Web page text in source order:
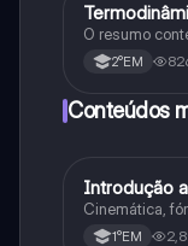
Física
O resumo
2°EM
Conteúdos
Física
Introdução
Cinemática,
1°EM